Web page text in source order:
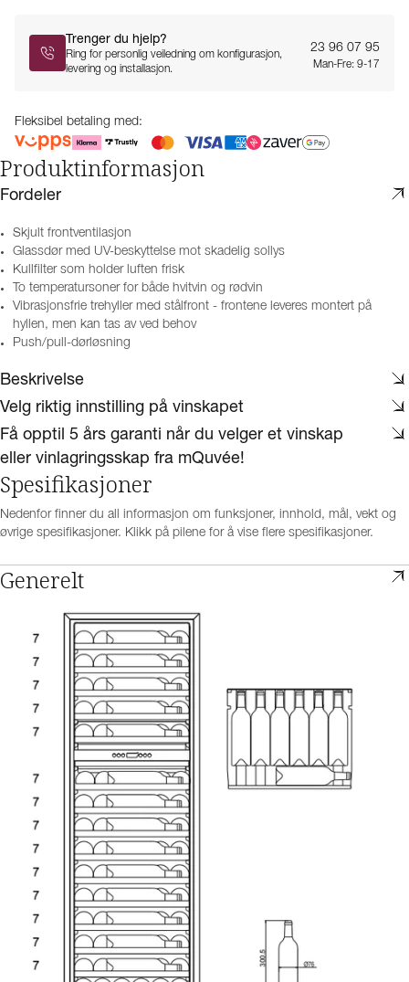
Trenger du hjelp?
Ring for personlig veiledning om konfigurasjon,
levering og installasjon.
23 96 07 95
Man-Fre: 9-17
Fleksibel betaling med:
Produktinformasjon
Fordeler
Skjult frontventilasjon
Glassdør med UV-beskyttelse mot skadelig sollys
Kullfilter som holder luften frisk
To temperatursoner for både hvitvin og rødvin
Vibrasjonsfrie trehyller med stålfront - frontene leveres montert på
hyllen, men kan tas av ved behov
Push/pull-dørløsning
Beskrivelse
Velg riktig innstilling på vinskapet
Få opptil 5 års garanti når du velger et vinskap
eller vinlagringsskap fra mQuvée!
Spesifikasjoner
Nedenfor finner du all informasjon om funksjoner, innhold, mål, vekt og
øvrige spesifikasjoner. Klikk på pilene for å vise flere spesifikasjoner.
Generelt